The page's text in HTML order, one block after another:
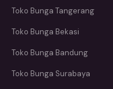
Toko Bunga Tangerang
Toko Bunga Bekasi
Toko Bunga Bandung
Toko Bunga Surabaya